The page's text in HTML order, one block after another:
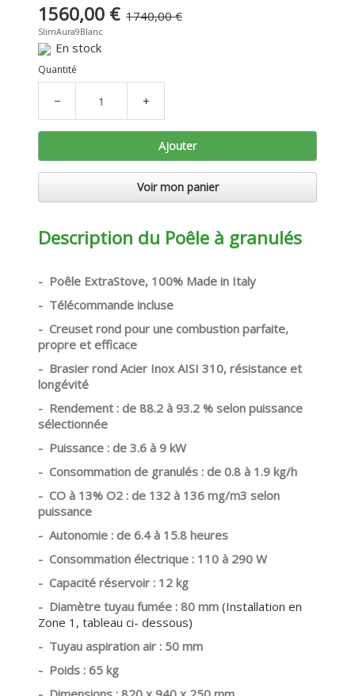
1560,00 € 1740,00 €
SlimAura9Blanc
En stock
Quantité
− +
Ajouter
Voir mon panier
Description du Poêle à granulés
- Poêle ExtraStove, 100% Made in Italy
- Télécommande incluse
- Creuset rond pour une combustion parfaite,
propre et efficace
- Brasier rond Acier Inox AISI 310, résistance et
longévité
- Rendement : de 88.2 à 93.2 % selon puissance
sélectionnée
- Puissance : de 3.6 à 9 kW
- Consommation de granulés : de 0.8 à 1.9 kg/h
- CO à 13% O2 : de 132 à 136 mg/m3 selon
puissance
- Autonomie : de 6.4 à 15.8 heures
- Consommation électrique : 110 à 290 W
- Capacité réservoir : 12 kg
- Diamètre tuyau fumée : 80 mm (Installation en
Zone 1, tableau ci- dessous)
- Tuyau aspiration air : 50 mm
- Poids : 65 kg